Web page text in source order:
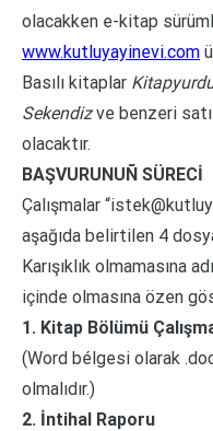
olacakken e-kitap
www.kutluyayinevi.com
Basılı kitaplar
Sekendizve benzeri
olacaktır.
BAŞVURUNUÑ SÜRECİ
Çalışmalar
aşağıda belirtilen 4
Karışıklık olmamasına
içinde olmasına özen
1. Kitap Bölümü
(Word bélgesi olarak
olmalıdır.)
2. İntihal Raporu